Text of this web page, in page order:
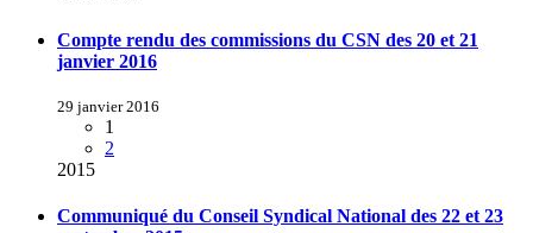
Compte rendu des commissions du CSN des 20 et 21
janvier 2016
29 janvier 2016
1
2
2015
Communiqué du Conseil Syndical National des 22 et 23